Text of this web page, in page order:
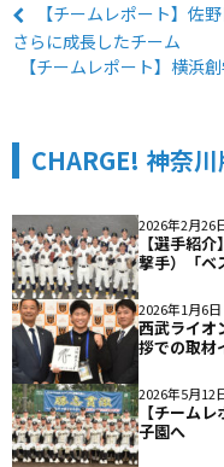
【チームレポート】佐
さらに成長したチーム
【チームレポート】横
CHARGE! 神奈
2026年2月26
【選手紹
撃手）「ベ
2026年1月6日
西武ライオ
拶での取材
2026年5月12
【チーム
子園へ